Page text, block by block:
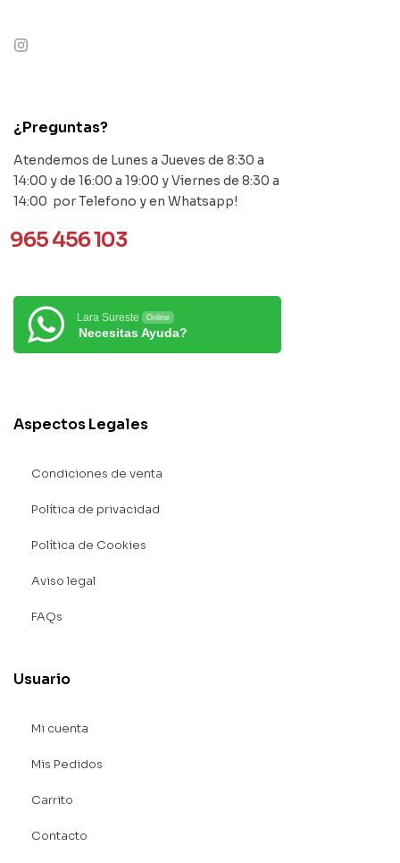
¿Preguntas?
Atendemos de Lunes a Jueves de 8:30 a
14:00 y de 16:00 a 19:00 y Viernes de 8:30 a
14:00 por Telefono y en Whatsapp!
965 456 103
Lara Sureste Online
Necesitas Ayuda?
Aspectos Legales
Condiciones de venta
Política de privacidad
Política de Cookies
Aviso legal
FAQs
Usuario
Mi cuenta
Mis Pedidos
Carrito
Contacto